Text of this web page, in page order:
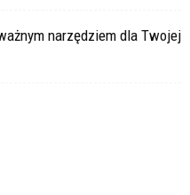
narzędziem dla Twojej